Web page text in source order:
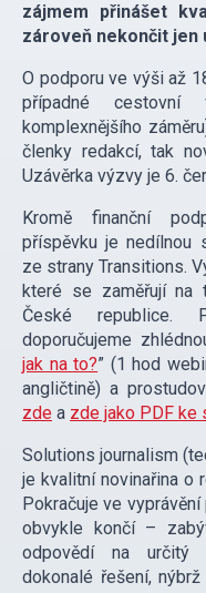
zájmem přinášet
zároveň nekončit jen
O podporu ve výši až
případné
komplexnějšího
členky redakcí, tak
Uzávěrka výzvy je 6.
Kromě finanční
příspěvku je nedílnou
ze strany Transitions.
které se zaměřují na
České republice.
doporučujeme
jak na to?” (1 hod
angličtině) a
zde a zde jako PDF ke
Solutions journalism
je kvalitní novinařina o
Pokračuje ve
obvykle končí –
odpovědí na určitý
dokonalé řešení,